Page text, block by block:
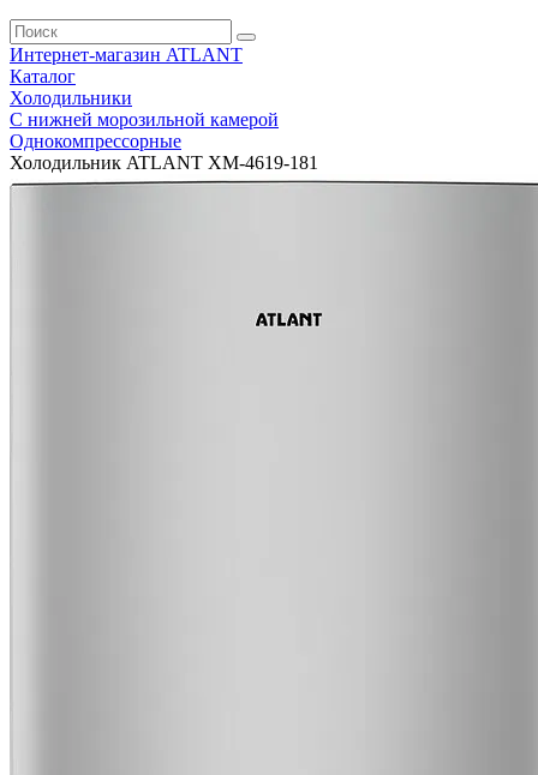
Интернет-магазин ATLANT
Каталог
Холодильники
С нижней морозильной камерой
Однокомпрессорные
Холодильник ATLANT ХМ-4619-181